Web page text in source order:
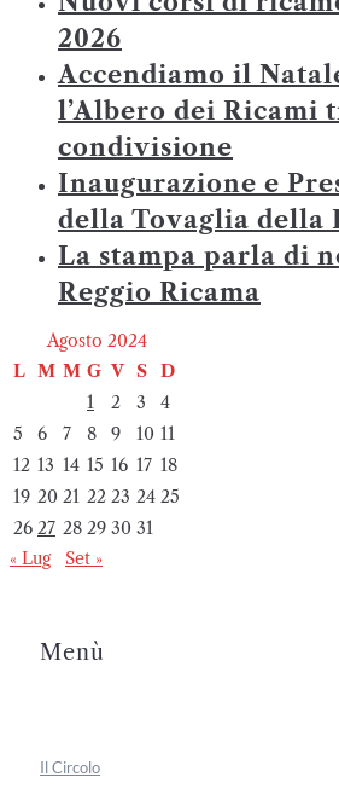
2026
Accendiamo il
l’Albero dei Ricami
condivisione
Inaugurazione e
della Tovaglia della
La stampa parla di
Reggio Ricama
Agosto 2024
L M M G V S
D
1
2 3
4
5
6 7 8 9 10 11
12 13 14 15 16 17 18
19 20 21 22 23 24 25
26 27 28 29 30 31
« Lug
Set »
Menù
Il Circolo